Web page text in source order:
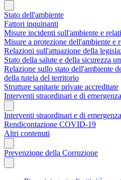
Stato dell'ambiente
Fattori inquinanti
Misure incidenti sull'ambiente e
Misure a protezione dell'ambiente e
Relazioni sull'attuazione della
Stato della salute e della sicurezza
Relazione sullo stato dell'ambiente
della tutela del territorio
Strutture sanitarie private accreditate
Interventi straordinari e di emergenza
Interventi straordinari e di emergenza
Rendicontazione COVID-19
Altri contenuti
Prevenzione della Corruzione